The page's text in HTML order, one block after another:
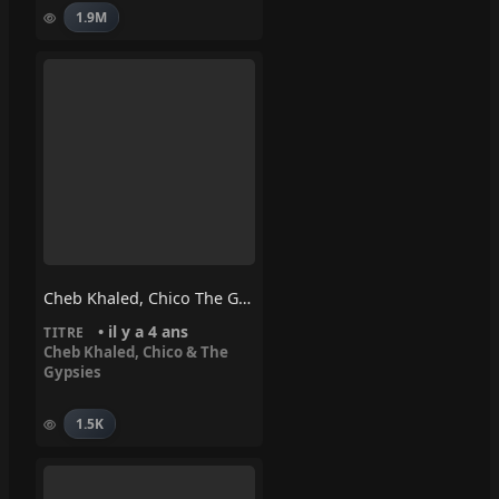
1.9M
Cheb Khaled, Chico The Gypsies – Gitano
TITRE • il y a 4 ans
Cheb Khaled, Chico & The
Gypsies
1.5K